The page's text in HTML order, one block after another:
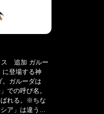
ス 追加 ガルー
に登場する神
。ガルーダは
での呼び名。
ばれる。※ちな
ア」は違う...